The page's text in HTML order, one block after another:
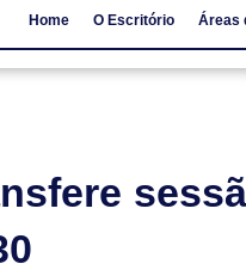
Home O Escritório Áreas